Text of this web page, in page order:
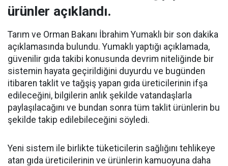
ürünler açıklandı.
Tarım ve Orman Bakanı İbrahim Yumaklı bir son dakika
açıklamasında bulundu. Yumaklı yaptığı açıklamada,
güvenilir gıda takibi konusunda devrim niteliğinde bir
sistemin hayata geçirildiğini duyurdu ve bugünden
itibaren taklit ve tağşiş yapan gıda üreticilerinin ifşa
edileceğini, bilgilerin anlık şekilde vatandaşlarla
paylaşılacağını ve bundan sonra tüm taklit ürünlerin bu
şekilde takip edilebileceğini söyledi.
Yeni sistem ile birlikte tüketicilerin sağlığını tehlikeye
atan gıda üreticilerinin ve ürünlerin kamuoyuna daha